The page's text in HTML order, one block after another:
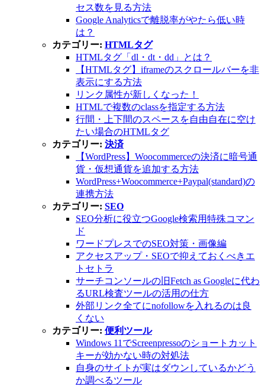
セス数を見る方法
Google Analyticsで離脱率がやたら低い時
は？
カテゴリー: HTMLタグ
HTMLタグ「dl・dt・dd」とは？
【HTMLタグ】iframeのスクロールバーを非
表示にする方法
リンク属性が新しくなった！
HTMLで複数のclassを指定する方法
行間・上下間のスペースを自由自在に空け
たい場合のHTMLタグ
カテゴリー: 決済
【WordPress】Woocommerceの決済に暗号通
貨・仮想通貨を追加する方法
WordPress+Woocommerce+Paypal(standard)の
連携方法
カテゴリー: SEO
SEO分析に役立つGoogle検索用特殊コマン
ド
ワードプレスでのSEO対策・画像編
アクセスアップ・SEOで抑えておくべきエ
トセトラ
サーチコンソールの旧Fetch as Googleに代わ
るURL検査ツールの活用の仕方
外部リンク全てにnofollowを入れるのは良
くない
カテゴリー: 便利ツール
Windows 11でScreenpressoのショートカット
キーが効かない時の対処法
自身のサイトが実はダウンしているかどう
か調べるツール